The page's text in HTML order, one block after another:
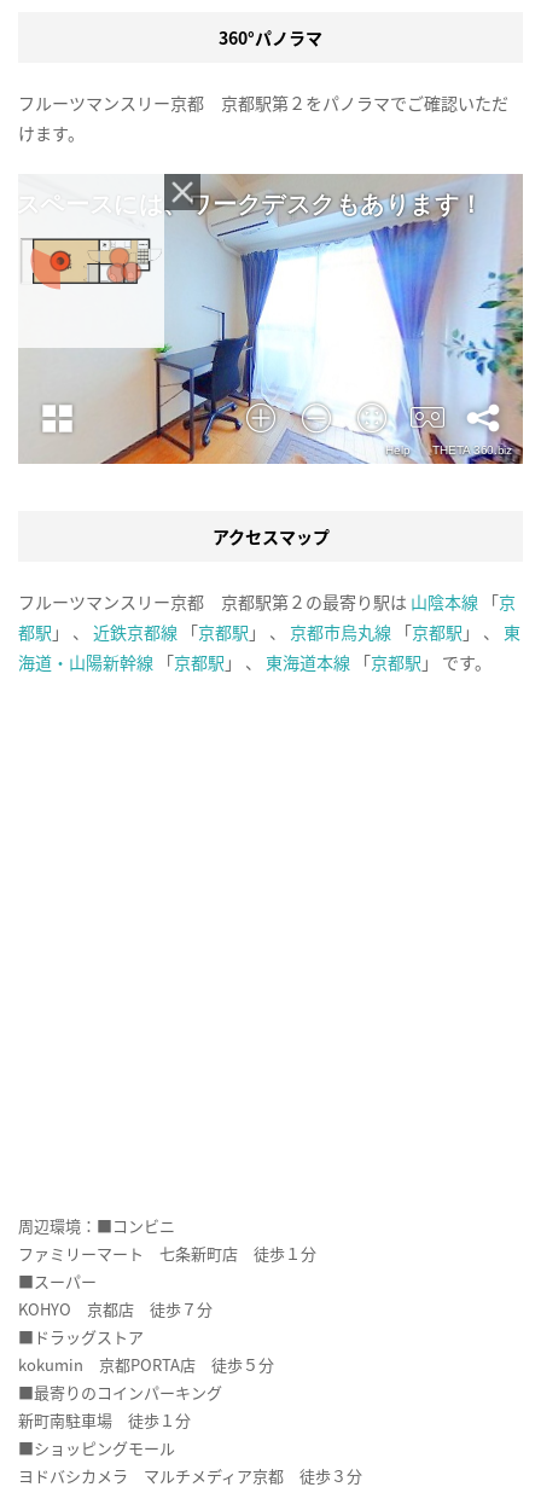
360°パノラマ
フルーツマンスリー京都 京都駅第２をパノラマでご確認いただ
けます。
アクセスマップ
フルーツマンスリー京都 京都駅第２の最寄り駅は 山陰本線 「京
都駅 」 、 近鉄京都線 「京都駅 」 、 京都市烏丸線 「京都駅 」 、 東
海道・山陽新幹線 「京都駅 」 、 東海道本線 「京都駅 」 です。
周辺環境：■コンビニ
ファミリーマート 七条新町店 徒歩１分
■スーパー
KOHYO 京都店 徒歩７分
■ドラッグストア
kokumin 京都PORTA店 徒歩５分
■最寄りのコインパーキング
新町南駐車場 徒歩１分
■ショッピングモール
ヨドバシカメラ マルチメディア京都 徒歩３分